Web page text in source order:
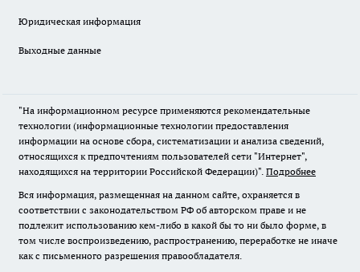
Юридическая информация
Выходные данные
"На информационном ресурсе применяются рекомендательные
технологии (информационные технологии предоставления
информации на основе сбора, систематизации и анализа сведений,
относящихся к предпочтениям пользователей сети "Интернет",
находящихся на территории Российской Федерации)". Подробнее
Вся информация, размещенная на данном сайте, охраняется в
соответствии с законодательством РФ об авторском праве и не
подлежит использованию кем-либо в какой бы то ни было форме, в
том числе воспроизведению, распространению, переработке не иначе
как с письменного разрешения правообладателя.